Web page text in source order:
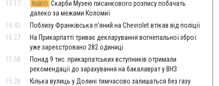
17:17 ВІДЕО Скарби Музею писанкового розпису побачать
далеко за межами Коломиї
16:42
Поблизу Франківська п'яний на Chevrolet втікав від поліції
16:27
На Прикарпатті триває декларування вогнепальної зброї:
уже зареєстровано 282 одиниці
15:58
Понад 9 тис. прикарпатських вступників отримали
рекомендації до зарахування на бакалаврат у ВНЗ
15:28
Кілька вулиць у Долині тимчасово залишаться без газу